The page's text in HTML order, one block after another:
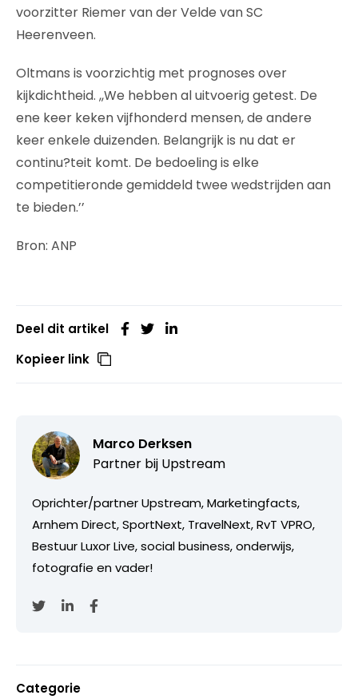
voorzitter Riemer van der Velde van SC
Heerenveen.
Oltmans is voorzichtig met prognoses over
kijkdichtheid. ,,We hebben al uitvoerig getest. De
ene keer keken vijfhonderd mensen, de andere
keer enkele duizenden. Belangrijk is nu dat er
continu?teit komt. De bedoeling is elke
competitieronde gemiddeld twee wedstrijden aan
te bieden.’’
Bron: ANP
Deel dit artikel
Kopieer link
Marco Derksen
Partner bij Upstream
Oprichter/partner Upstream, Marketingfacts,
Arnhem Direct, SportNext, TravelNext, RvT VPRO,
Bestuur Luxor Live, social business, onderwijs,
fotografie en vader!
Categorie